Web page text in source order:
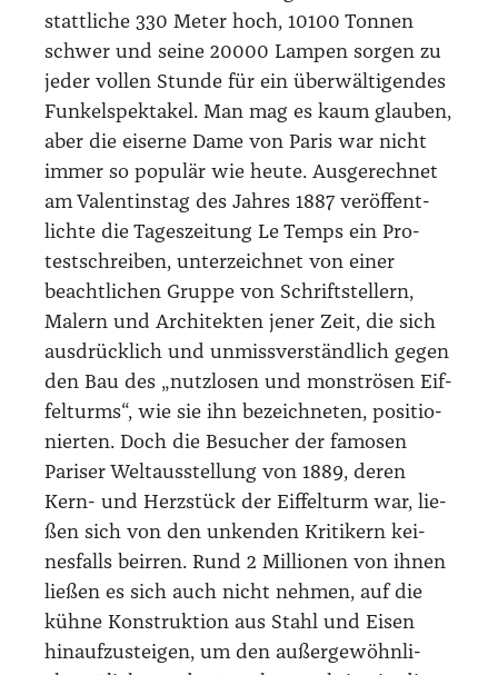
statt­li­che 330 Meter hoch, 10100 Ton­nen
schwer und sei­ne 20000 Lam­pen sor­gen zu
jeder vol­len Stun­de für ein über­wäl­ti­gen­des
Fun­kel­spek­ta­kel. Man mag es kaum glau­ben,
aber die eiser­ne Dame von Paris war nicht
immer so popu­lär wie heu­te. Aus­ge­rech­net
am Valen­tins­tag des Jah­res 1887 ver­öf­fent­
lich­te die Tages­zei­tung Le Temps ein Pro­
test­schrei­ben, unter­zeich­net von einer
beacht­li­chen Grup­pe von Schrift­stel­lern,
Malern und Archi­tek­ten jener Zeit, die sich
aus­drück­lich und unmiss­ver­ständ­lich gegen
den Bau des „nutz­lo­sen und mons­trö­sen Eif­
fel­turms“, wie sie ihn bezeich­ne­ten, posi­tio­
nier­ten. Doch die Besu­cher der famo­sen
Pari­ser Welt­aus­stel­lung von 1889, deren
Kern- und Herz­stück der Eif­fel­turm war, lie­
ßen sich von den unken­den Kri­ti­kern kei­
nes­falls beir­ren. Rund 2 Mil­lio­nen von ihnen
lie­ßen es sich auch nicht neh­men, auf die
küh­ne Kon­struk­ti­on aus Stahl und Eisen
hin­auf­zu­stei­gen, um den außer­ge­wöhn­li­